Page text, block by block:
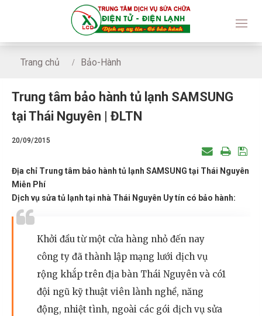
Trang chủ
Bảo-Hành
Trung tâm bảo hành tủ lạnh SAMSUNG
tại Thái Nguyên | ĐLTN
20/09/2015
Địa chỉ Trung tâm bảo hành tủ lạnh SAMSUNG tại Thái Nguyên
Miễn Phí
Dịch vụ sửa tủ lạnh tại nhà Thái Nguyên Uy tín có bảo hành:
Khởi đầu từ một cửa hàng nhỏ đến nay
công ty đã thành lập mạng lưới dịch vụ
rộng khắp trên địa bàn Thái Nguyên và có1
đội ngũ kỹ thuật viên lành nghề, năng
động, nhiệt tình, ngoài các gói dịch vụ sửa